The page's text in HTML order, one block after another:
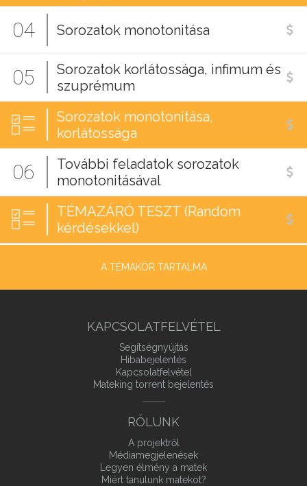
04 Sorozatok monotonitása
05
Sorozatok korlátossága, infimum és
szuprémum
Sorozatok monotonitása,
korlátossága
06
További feladatok sorozatok
monotonitásával
TÉMAZÁRÓ TESZT (Random
kérdésekkel)
A TÉMAKÖR TARTALMA
KAPCSOLATFELVÉTEL
Segítségnyújtás
Hibabejelentés
Kapcsolatfelvétel
Mateking torrent bejelentés
RÓLUNK
A projektről
Médiamegjelenések
Legyen élmény a matek
Miért tanulunk matekot?